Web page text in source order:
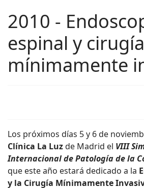
2010 -
espinal y cirugía
mínimamente
Los próximos días 5 y 6 de
Clínica La Luzde Madrid el VIII
Internacional de Patología de la
que este año estará dedicado a la
y la Cirugía Mínimamente